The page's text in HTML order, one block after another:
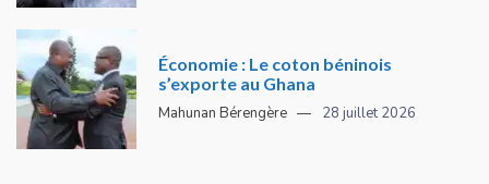
Économie : Le coton béninois
s’exporte au Ghana
Mahunan Bérengère 28 juillet 2026